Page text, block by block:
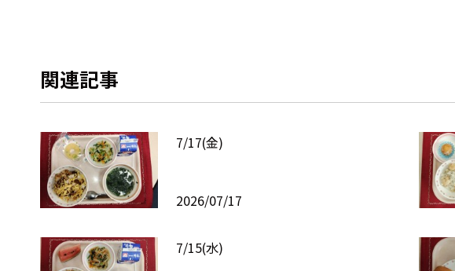
関連記事
7/17(金)
2026/07/17
7/15(水)